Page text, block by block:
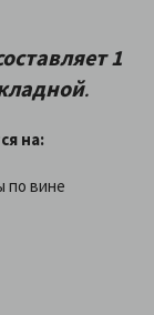
1
.
на:
по вине